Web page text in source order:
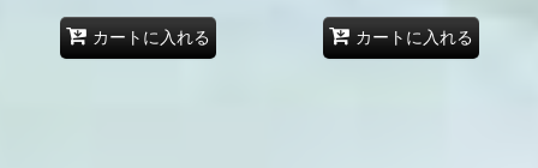
カートに入れる カートに入れる